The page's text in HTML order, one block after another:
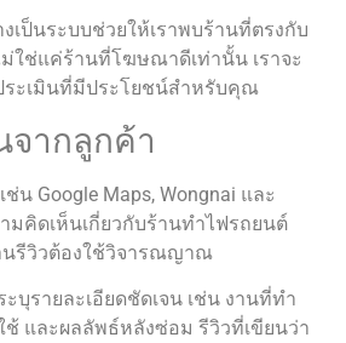
เป็นระบบช่วยให้เราพบร้านที่ตรงกับ
ใช่แค่ร้านที่โฆษณาดีเท่านั้น เราจะ
ระเมินที่มีประโยชน์สำหรับคุณ
จากลูกค้า
น Google Maps, Wongnai และ
มคิดเห็นเกี่ยวกับร้านทำไฟรถยนต์
นรีวิวต้องใช้วิจารณญาณ
บุรายละเอียดชัดเจน เช่น งานที่ทำ
และผลลัพธ์หลังซ่อม รีวิวที่เขียนว่า